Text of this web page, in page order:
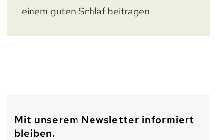
einem guten Schlaf beitragen.
Mit unserem Newsletter informiert
bleiben.